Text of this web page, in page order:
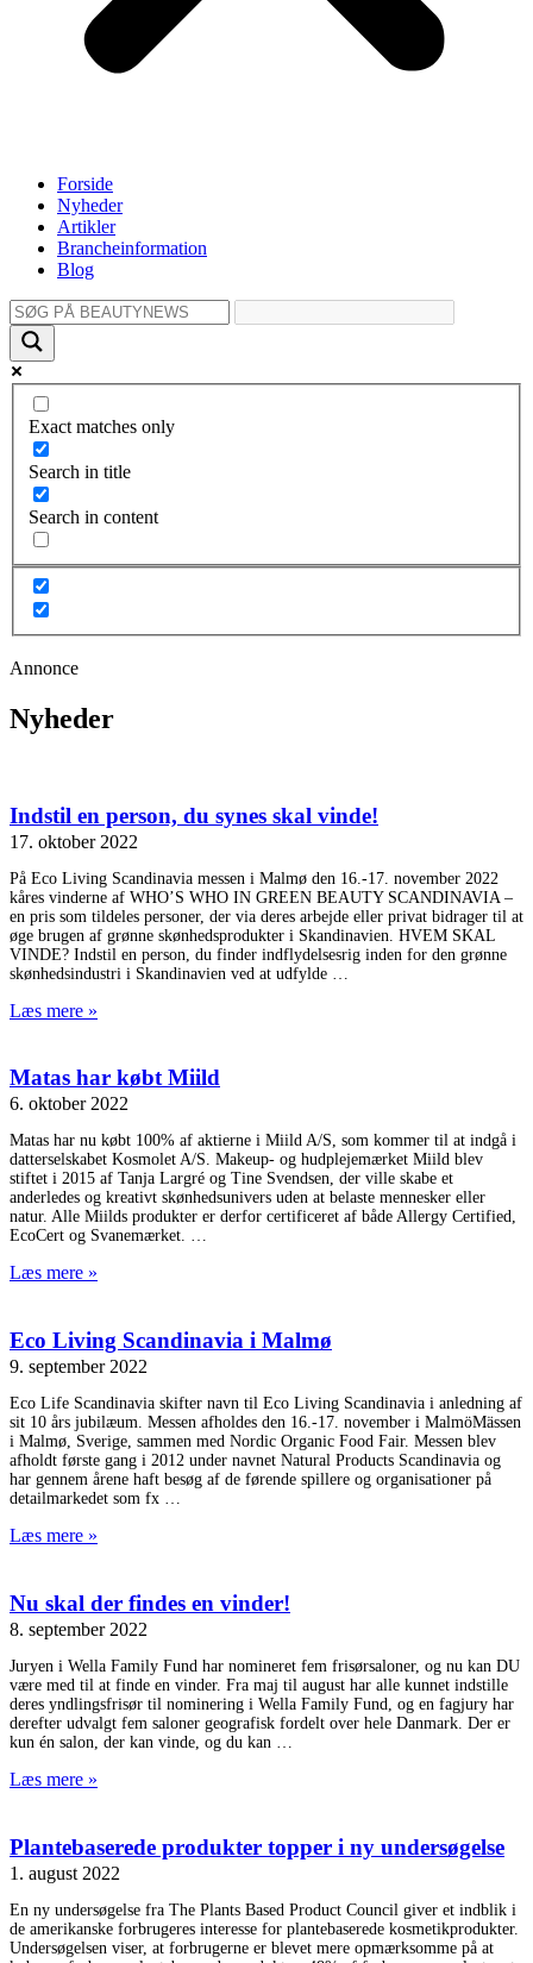
Forside
Nyheder
Artikler
Brancheinformation
Blog
Exact matches only
Search in title
Search in content
Annonce
Nyheder
Indstil en person, du synes skal vinde!
17. oktober 2022
På Eco Living Scandinavia messen i Malmø den 16.-17. november 2022
kåres vinderne af WHO’S WHO IN GREEN BEAUTY SCANDINAVIA –
en pris som tildeles personer, der via deres arbejde eller privat bidrager til at
øge brugen af grønne skønhedsprodukter i Skandinavien. HVEM SKAL
VINDE? Indstil en person, du finder indflydelsesrig inden for den grønne
skønhedsindustri i Skandinavien ved at udfylde
Læs mere »
Matas har købt Miild
6. oktober 2022
Matas har nu købt 100% af aktierne i Miild A/S, som kommer til at indgå i
datterselskabet Kosmolet A/S. Makeup- og hudplejemærket Miild blev
stiftet i 2015 af Tanja Largré og Tine Svendsen, der ville skabe et
anderledes og kreativt skønhedsunivers uden at belaste mennesker eller
natur. Alle Miilds produkter er derfor certificeret af både Allergy Certified,
EcoCert og Svanemærket.
Læs mere »
Eco Living Scandinavia i Malmø
9. september 2022
Eco Life Scandinavia skifter navn til Eco Living Scandinavia i anledning af
sit 10 års jubilæum. Messen afholdes den 16.-17. november i MalmöMässen
i Malmø, Sverige, sammen med Nordic Organic Food Fair. Messen blev
afholdt første gang i 2012 under navnet Natural Products Scandinavia og
har gennem årene haft besøg af de førende spillere og organisationer på
detailmarkedet som fx
Læs mere »
Nu skal der findes en vinder!
8. september 2022
Juryen i Wella Family Fund har nomineret fem frisørsaloner, og nu kan DU
være med til at finde en vinder. Fra maj til august har alle kunnet indstille
deres yndlingsfrisør til nominering i Wella Family Fund, og en fagjury har
derefter udvalgt fem saloner geografisk fordelt over hele Danmark. Der er
kun én salon, der kan vinde, og du kan
Læs mere »
Plantebaserede produkter topper i ny undersøgelse
1. august 2022
En ny undersøgelse fra The Plants Based Product Council giver et indblik i
de amerikanske forbrugeres interesse for plantebaserede kosmetikprodukter.
Undersøgelsen viser, at forbrugerne er blevet mere opmærksomme på at